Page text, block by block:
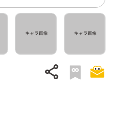
share